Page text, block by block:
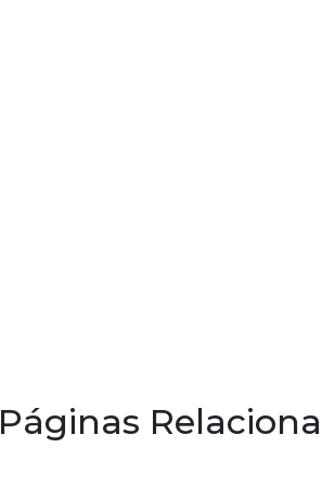
Páginas